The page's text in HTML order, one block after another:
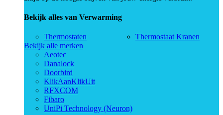
Bekijk alles van Verwarming
Thermostaten
Thermostaat Kranen
Bekijk alle merken
Aeotec
Danalock
Doorbird
KlikAanKlikUit
RFXCOM
Fibaro
UniPi Technology (Neuron)